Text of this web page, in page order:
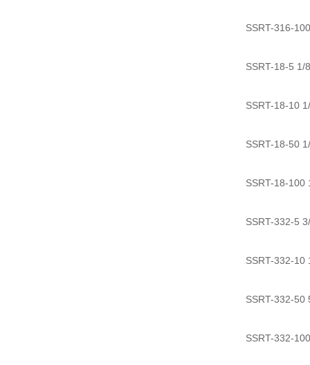
SSRT-316-
SSRT-18-5 1/
SSRT-18-10
SSRT-18-50
SSRT-18-100
SSRT-332-5
SSRT-332-10
SSRT-332-50
SSRT-332-